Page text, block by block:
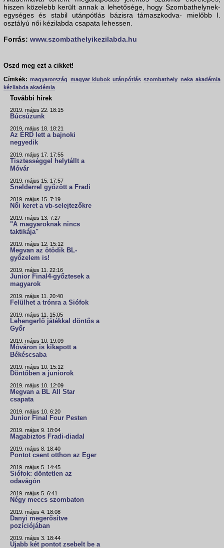
hiszen közelebb került annak a lehetősége, hogy Szombathelynek-
egységes és stabil utánpótlás bázisra támaszkodva- mielőbb I.
osztályú női kézilabda csapata lehessen.
Forrás: www.szombathelyikezilabda.hu
Oszd meg ezt a cikket!
Címkék: magyarország magyar klubok utánpótlás szombathely neka akadémia
kézilabda akadémia
További hírek
2019. május 22. 18:15
Búcsúzunk
2019. május 18. 18:21
Az ÉRD lett a bajnoki
negyedik
2019. május 17. 17:55
Tisztességgel helytállt a
Móvár
2019. május 15. 17:57
Snelderrel győzött a Fradi
2019. május 15. 7:19
Női keret a vb-selejtezőkre
2019. május 13. 7:27
"A magyaroknak nincs
taktikája"
2019. május 12. 15:12
Megvan az ötödik BL-
győzelem is!
2019. május 11. 22:16
Junior Final4-győztesek a
magyarok
2019. május 11. 20:40
Felülhet a trónra a Siófok
2019. május 11. 15:05
Lehengerlő játékkal döntős a
Győr
2019. május 10. 19:09
Móváron is kikapott a
Békéscsaba
2019. május 10. 15:12
Döntőben a juniorok
2019. május 10. 12:09
Megvan a BL All Star
csapata
2019. május 10. 6:20
Junior Final Four Pesten
2019. május 9. 18:04
Magabiztos Fradi-diadal
2019. május 8. 18:40
Pontot csent otthon az Eger
2019. május 5. 14:45
Siófok: döntetlen az
odavágón
2019. május 5. 6:41
Négy meccs szombaton
2019. május 4. 18:08
Danyi megerősítve
pozíciójában
2019. május 3. 18:44
Újabb két pontot zsebelt be a